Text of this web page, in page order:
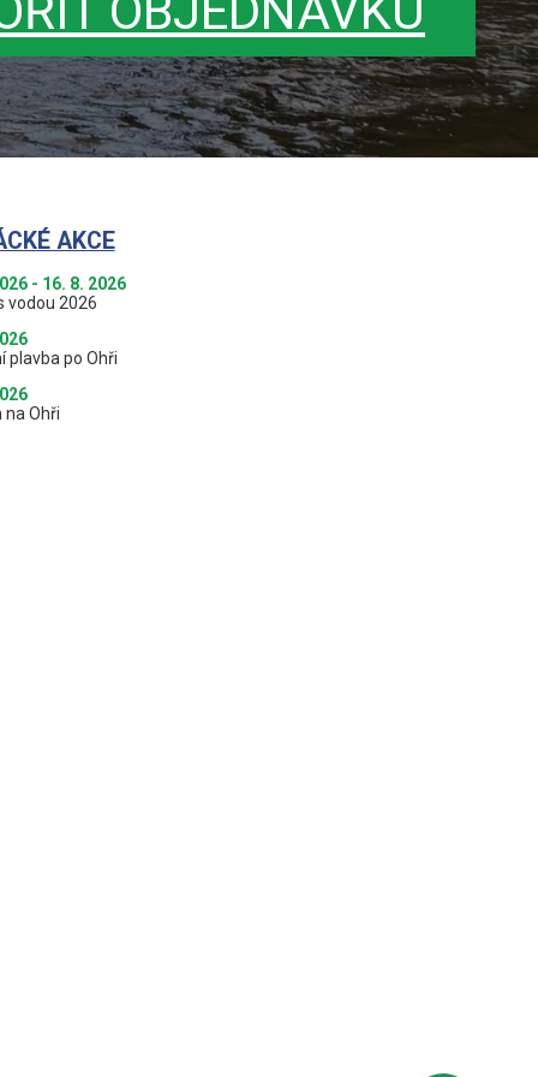
AKCE
- 16. 8. 2026
vodou 2026
plavba po Ohři
na Ohři